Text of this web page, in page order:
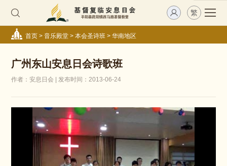
繁
首页> 音乐殿堂> 本会圣诗班> 华南地区
广州东山安息日会诗歌班
作者：安息日会 | 发布时间：2013-06-24